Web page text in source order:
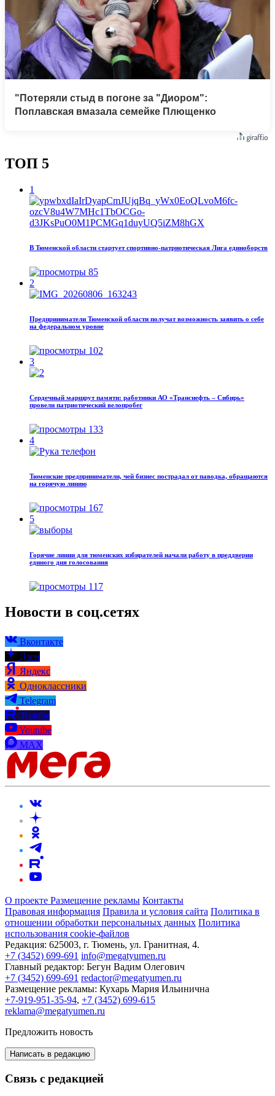
"Потеряли стыд в погоне за "Диором":
Поплавская вмазала семейке Плющенко
ТОП 5
1
В Тюменской области стартует спортивно-патриотическая Лига единоборств
85
2
Предприниматели Тюменской области получат возможность заявить о себе
на федеральном уровне
102
3
Сердечный маршрут памяти: работники АО «Транснефть – Сибирь»
провели патриотический велопробег
133
4
Тюменские предприниматели, чей бизнес пострадал от паводка, обращаются
на горячую линию
167
5
Горячие линии для тюменских избирателей начали работу в преддверии
единого дня голосования
117
Новости в соц.сетях
Вконтакте
Дзен
Яндекс
Одноклассники
Telegram
Rutube
Youtube
MAX
О проекте Размещение рекламы Контакты
Правовая информация Правила и условия сайта Политика в
отношении обработки персональных данных Политика
использования cookie-файлов
Редакция: 625003, г. Тюмень, ул. Гранитная, 4.
+7 (3452) 699-691 info@megatyumen.ru
Главный редактор: Бегун Вадим Олегович
+7 (3452) 699-691 redactor@megatyumen.ru
Размещение рекламы: Кухарь Мария Ильинична
+7-919-951-35-94, +7 (3452) 699-615
reklama@megatyumen.ru
Предложить новость
Написать в редакцию
Связь с редакцией